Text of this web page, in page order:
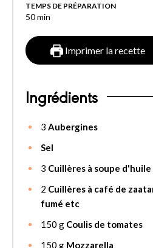
TEMPS DE PRÉPARATION
50min
Imprimer la recette
Ingrédients
3 Aubergines
Sel
3 Cuillères à soupe
2 Cuillères à café de
fumé etc
150 g Coulis de tomates
150 g Mozzarella